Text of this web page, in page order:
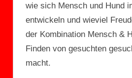
wie sich Mensch und Hund
entwickeln und wieviel
der Kombination Mensch &
Finden von gesuchten
macht.